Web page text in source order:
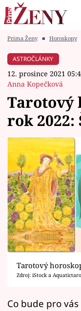
Módní alarm
Témata
Celebrity
Vztahy
Seriály
Horoskopy
Sledujte
Filmový
Prima Ženy ■ Horoskopy
ASTROČLÁNKY
12. prosince 2021
Anna Kopečková
Tarotový
rok 2022:
Tarotový
Zdroj: iStock a
Co bude pro